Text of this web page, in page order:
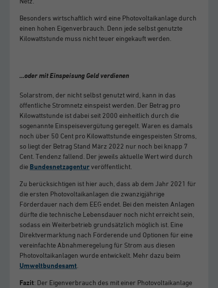
Besonders wirtschaftlich wird eine Photovoltaikanlage durch
einen hohen Eigenverbrauch. Denn jede selbst genutzte
Kilowattstunde muss nicht teuer eingekauft werden.
…oder mit Einspeisung Geld verdienen
Solarstrom, der nicht selbst genutzt wird, kann in das
öffentliche Stromnetz einspeist werden. Der Betrag pro
Kilowattstunde ist dabei seit 2000 einheitlich durch die
sogenannte Einspeisevergütung geregelt. Waren es damals
noch über 50 Cent pro Kilowattstunde eingespeisten Stroms,
so liegt der Betrag Stand März 2022 nur noch bei knapp 7
Cent. Tendenz fallend. Der jeweils aktuelle Wert wird durch
die Bundesnetzagenturveröffentlicht.
Zu berücksichtigen ist hier auch, dass ab dem Jahr 2021 für
die ersten Photovoltaikanlagen die zwanzigjährige
Förderdauer nach dem EEG endet. Bei den meisten Anlagen
dürfte die technische Lebensdauer noch nicht erreicht sein,
sodass ein Weiterbetrieb grundsätzlich möglich ist. Eine
Direktvermarktung nach Förderende und Optionen für eine
vereinfachte Abnahmeregelung für Strom aus diesen
Photovoltaikanlagen wurde entwickelt. Mehr dazu beim
Umweltbundesamt
Fazit: Der Eigenverbrauch des mit einer Photovoltaikanlage